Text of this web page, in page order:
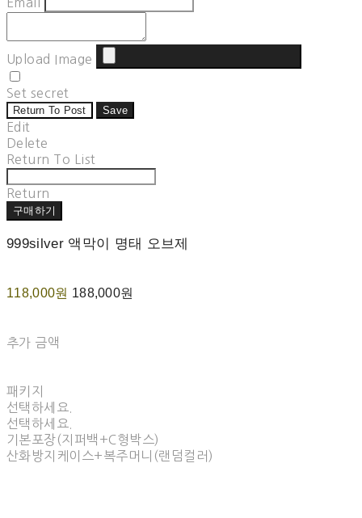
Email
Upload Image
Set secret
Return To Post Save
Edit
Delete
Return To List
Return
구매하기
999silver 액막이 명태 오브제
118,000원 188,000원
추가 금액
패키지
선택하세요.
선택하세요.
기본포장(지퍼백+C형박스)
산화방지케이스+복주머니(랜덤컬러)